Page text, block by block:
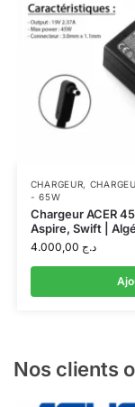
CHARGEUR,
- 65W
Chargeur ACER
Aspire, Swift |
د.ج
Nos clients